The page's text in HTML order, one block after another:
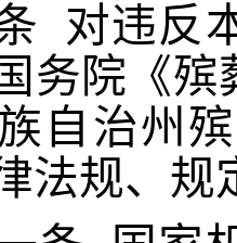
对违反
务院《
族自治州
法规、规